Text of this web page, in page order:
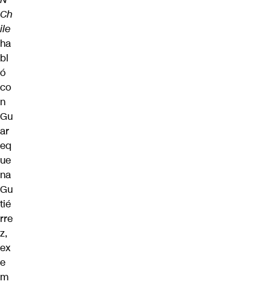
Ch
ile
ha
bl
ó
co
n
Gu
ar
eq
ue
na
Gu
tié
rre
z,
ex
e
m